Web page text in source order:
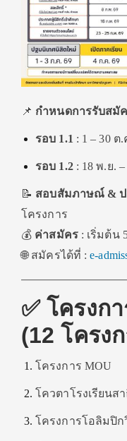
📌 กำหนดการรับสมั
รอบ 1.1 : 1 – 30 ต.
รอบ 1.2: 18 พ.ย. –
📝 สอบสัมภาษณ์ & ป
โครงการ
💰 ค่าสมัคร: เริ่มต้น
🌐 สมัครได้ที่ :e-
✅ โครงก
(12 โครง
โครงการ MOU
โควตาโรงเรียนส
โครงการโอลิมปิก